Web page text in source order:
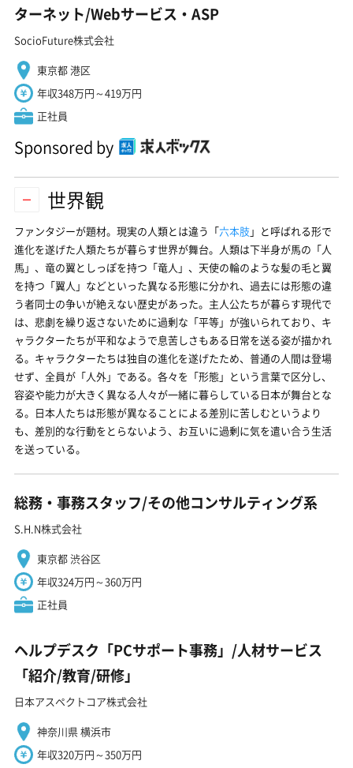
ターネット/Webサービス・ASP
SocioFuture株式会社
東京都 港区
年収348万円～419万円
正社員
Sponsored by
世界観
ファンタジーが題材。現実の人類とは違う「六本肢」と呼ばれる形で
進化を遂げた人類たちが暮らす世界が舞台。人類は下半身が馬の「人
馬」、竜の翼としっぽを持つ「竜人」、天使の輪のような髪の毛と翼
を持つ「翼人」などといった異なる形態に分かれ、過去には形態の違
う者同士の争いが絶えない歴史があった。主人公たちが暮らす現代で
は、悲劇を繰り返さないために過剰な「平等」が強いられており、キ
ャラクターたちが平和なようで息苦しさもある日常を送る姿が描かれ
る。キャラクターたちは独自の進化を遂げたため、普通の人間は登場
せず、全員が「人外」である。各々を「形態」という言葉で区分し、
容姿や能力が大きく異なる人々が一緒に暮らしている日本が舞台とな
る。日本人たちは形態が異なることによる差別に苦しむというより
も、差別的な行動をとらないよう、お互いに過剰に気を遣い合う生活
を送っている。
総務・事務スタッフ/その他コンサルティング系
S.H.N株式会社
東京都 渋谷区
年収324万円～360万円
正社員
ヘルプデスク「PCサポート事務」/人材サービス
「紹介/教育/研修」
日本アスペクトコア株式会社
神奈川県 横浜市
年収320万円～350万円